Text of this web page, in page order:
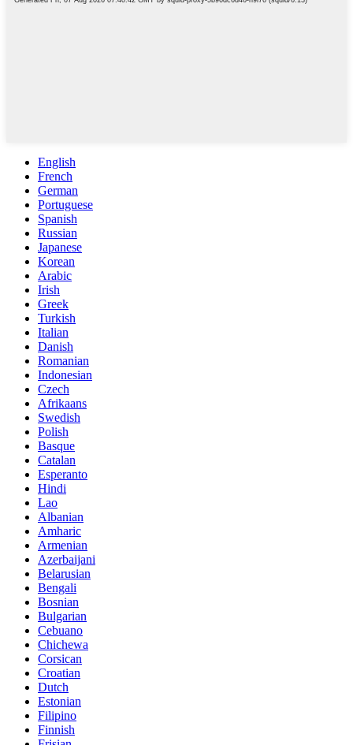
English
French
German
Portuguese
Spanish
Russian
Japanese
Korean
Arabic
Irish
Greek
Turkish
Italian
Danish
Romanian
Indonesian
Czech
Afrikaans
Swedish
Polish
Basque
Catalan
Esperanto
Hindi
Lao
Albanian
Amharic
Armenian
Azerbaijani
Belarusian
Bengali
Bosnian
Bulgarian
Cebuano
Chichewa
Corsican
Croatian
Dutch
Estonian
Filipino
Finnish